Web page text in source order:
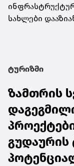
სახლები
ტურიზმი
ზამთრის